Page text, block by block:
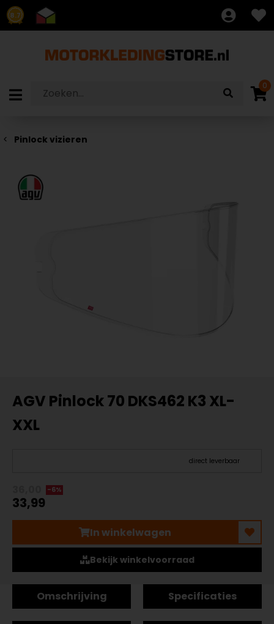
8.7
0
Pinlock vizieren
AGV Pinlock 70 DKS462 K3 XL-
XXL
direct leverbaar
-6%
33,99
In winkelwagen
Bekijk winkelvoorraad
Omschrijving Specificaties